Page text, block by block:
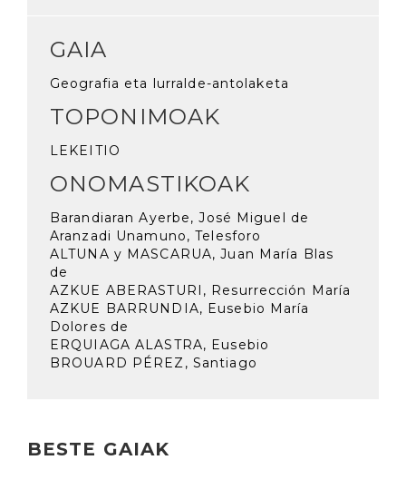
GAIA
Geografia eta lurralde-antolaketa
TOPONIMOAK
LEKEITIO
ONOMASTIKOAK
Barandiaran Ayerbe, José Miguel de
Aranzadi Unamuno, Telesforo
ALTUNA y MASCARUA, Juan María Blas
de
AZKUE ABERASTURI, Resurrección María
AZKUE BARRUNDIA, Eusebio María
Dolores de
ERQUIAGA ALASTRA, Eusebio
BROUARD PÉREZ, Santiago
BESTE GAIAK